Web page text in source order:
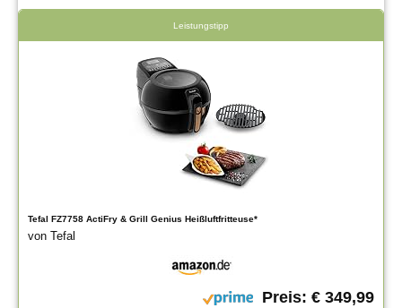
Leistungstipp
Tefal FZ7758 ActiFry & Grill Genius Heißluftfritteuse*
von Tefal
Preis: € 349,99